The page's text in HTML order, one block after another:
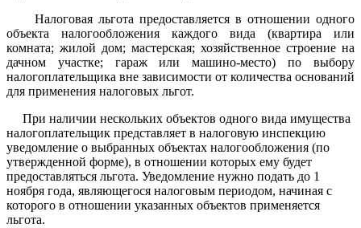
Налоговая льгота предоставляется в отношении одного
объекта налогообложения каждого вида (квартира или
комната; жилой дом; мастерская; хозяйственное строение на
дачном участке; гараж или машино-место) по выбору
налогоплательщика вне зависимости от количества оснований
для применения налоговых льгот.
При наличии нескольких объектов одного вида имущества
налогоплательщик представляет в налоговую инспекцию
уведомление о выбранных объектах налогообложения (по
утвержденной форме), в отношении которых ему будет
предоставляться льгота. Уведомление нужно подать до 1
ноября года, являющегося налоговым периодом, начиная с
которого в отношении указанных объектов применяется
льгота.